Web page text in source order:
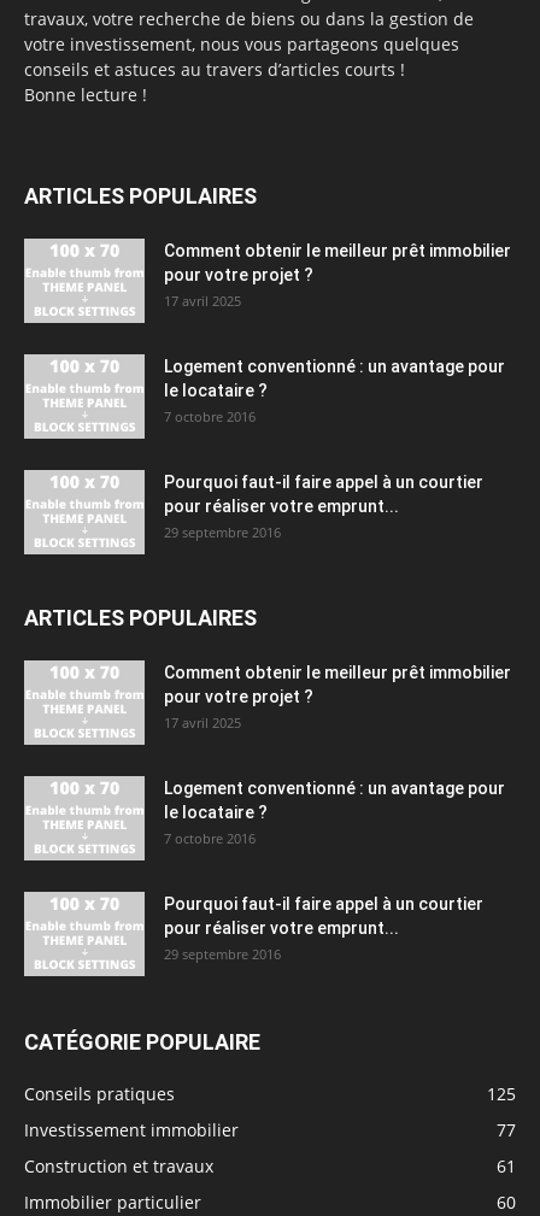
travaux, votre recherche de biens ou dans la gestion de
votre investissement, nous vous partageons quelques
conseils et astuces au travers d’articles courts !
Bonne lecture !
ARTICLES POPULAIRES
Comment obtenir le meilleur prêt immobilier
pour votre projet ?
17 avril 2025
Logement conventionné : un avantage pour
le locataire ?
7 octobre 2016
Pourquoi faut-il faire appel à un courtier
pour réaliser votre emprunt...
29 septembre 2016
ARTICLES POPULAIRES
Comment obtenir le meilleur prêt immobilier
pour votre projet ?
17 avril 2025
Logement conventionné : un avantage pour
le locataire ?
7 octobre 2016
Pourquoi faut-il faire appel à un courtier
pour réaliser votre emprunt...
29 septembre 2016
CATÉGORIE POPULAIRE
Conseils pratiques
125
Investissement immobilier
77
Construction et travaux
61
Immobilier particulier
60